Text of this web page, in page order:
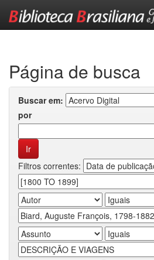
Página de busca
Buscar em:
por
Filtros correntes: